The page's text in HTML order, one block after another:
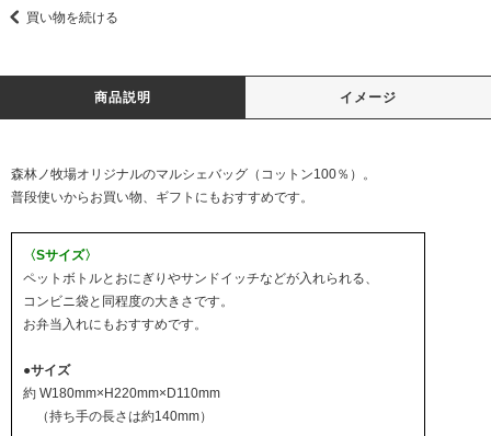
買い物を続ける
商品説明 イメージ
森林ノ牧場オリジナルのマルシェバッグ（コットン100％）。
普段使いからお買い物、ギフトにもおすすめです。
〈Sサイズ〉
ペットボトルとおにぎりやサンドイッチなどが入れられる、
コンビニ袋と同程度の大きさです。
お弁当入れにもおすすめです。
●サイズ
約 W180mm×H220mm×D110mm
（持ち手の長さは約140mm）